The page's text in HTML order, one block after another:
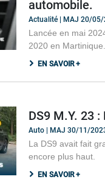
automobile.
Actualité | MAJ 20/
Lancée en mai
2020 en
EN SAVOIR +
DS9 M.Y. 23
Auto | MAJ 30/11/
La DS9 avait fait
encore plus haut.
EN SAVOIR +